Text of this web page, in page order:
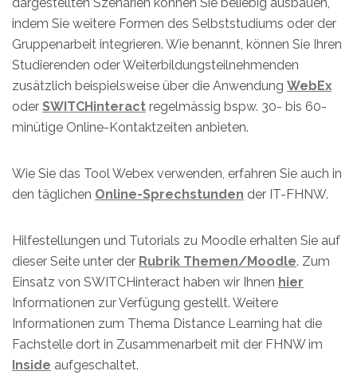
indem Sie weitere Formen des Selbststudiums oder der
Gruppenarbeit integrieren. Wie benannt, können Sie Ihren
Studierenden oder Weiterbildungsteilnehmenden
zusätzlich beispielsweise über die Anwendung WebEx
oder SWITCHinteract regelmässig bspw. 30- bis 60-
minütige Online-Kontaktzeiten anbieten.
Wie Sie das Tool Webex verwenden, erfahren Sie auch in
den täglichen Online-Sprechstunden der IT-FHNW.
Hilfestellungen und Tutorials zu Moodle erhalten Sie auf
dieser Seite unter der Rubrik Themen/Moodle. Zum
Einsatz von SWITCHinteract haben wir Ihnen hier
Informationen zur Verfügung gestellt. Weitere
Informationen zum Thema Distance Learning hat die
Fachstelle dort in Zusammenarbeit mit der FHNW im
Inside aufgeschaltet.